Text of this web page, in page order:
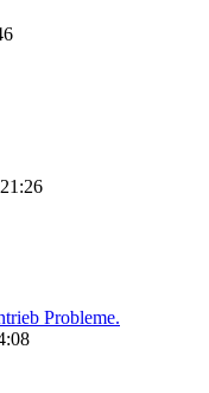
Probleme.